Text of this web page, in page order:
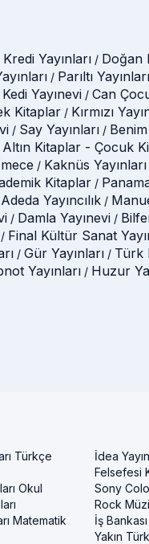
Kredi Yayınları / Doğan
/ Parıltı Yayınları
Kedi Yayınevi / Can
Kitaplar / Kırmızı
/ Say Yayınları /
Altın Kitaplar - Çocuk
/ Kaknüs Yayınları
Kitaplar /
Adeda Yayıncılık /
/ Damla Yayınevi /
/ Final Kültür Sanat
/ Gür Yayınları / Türk
Yayınları / Huzur
Türkçe
Okul
Matematik
İdea
Felsefesi
Sony
Rock
İş
Yakın